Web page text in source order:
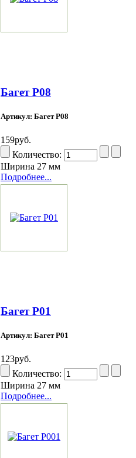
Багет Р08
Артикул: Багет Р08
159руб.
Количество:
Ширина 27 мм
Подробнее...
Багет Р01
Артикул: Багет Р01
123руб.
Количество:
Ширина 27 мм
Подробнее...